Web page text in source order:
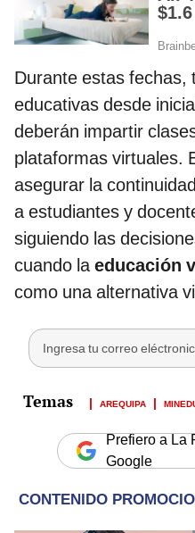
Durante estas fechas,
educativas desde
deberán impartir
plataformas virtuales.
asegurar la
a estudiantes y
siguiendo las
cuando laeducación
como una alternativa
AREQUIPA
Prefiero a La
Google